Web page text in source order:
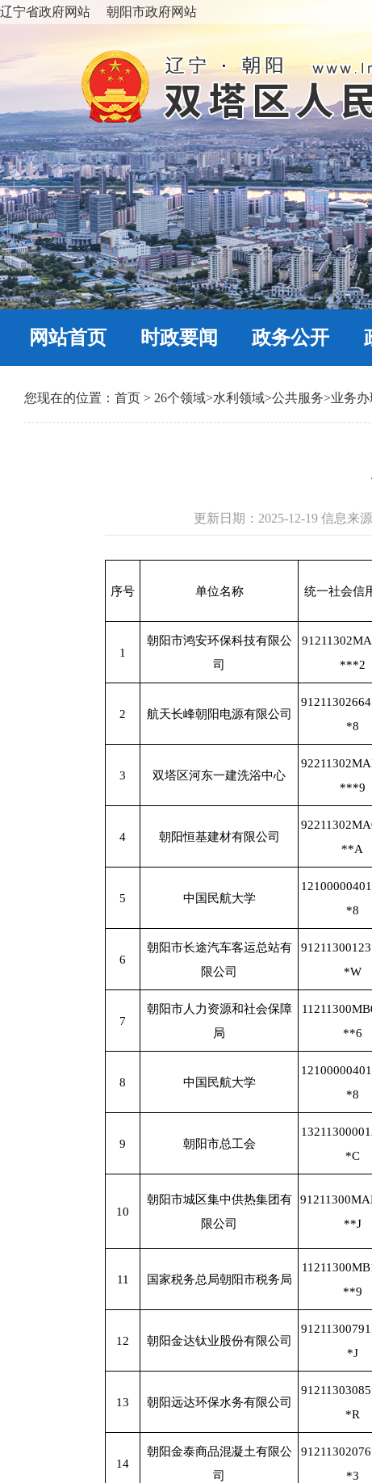
辽宁省政府网站 朝阳市政府网站
网站首页 时政要闻 政务公开
您现在的位置： 首页 > 26个领域>水利领域>公共服务>业务办
更新日期：2025-12-19 信息来
序号 单位名称 统一社会信
1
朝阳市鸿安环保科技有限公
司
***2
2 航天长峰朝阳电源有限公司
*8
3 双塔区河东一建洗浴中心
***9
4 朝阳恒基建材有限公司
**A
5 中国民航大学
*8
6
朝阳市长途汽车客运总站有
限公司
*W
7
朝阳市人力资源和社会保障
局
**6
8 中国民航大学
*8
9 朝阳市总工会
*C
10
朝阳市城区集中供热集团有
限公司
**J
11 国家税务总局朝阳市税务局
**9
12 朝阳金达钛业股份有限公司
*J
13 朝阳远达环保水务有限公司
*R
14
朝阳金泰商品混凝土有限公
司
*3